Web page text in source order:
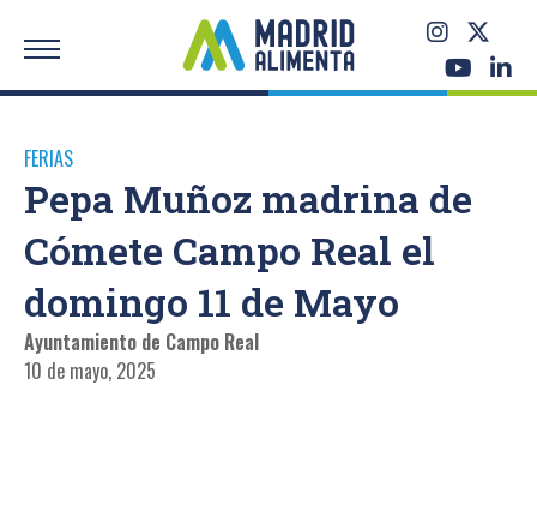
FERIAS
Pepa Muñoz madrina de
Cómete Campo Real el
domingo 11 de Mayo
Ayuntamiento de Campo Real
10 de mayo, 2025